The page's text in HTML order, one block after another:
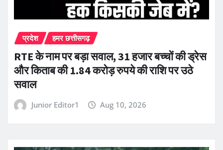
प्रदेश हमर छत्तीसगढ़
RTE के नाम पर बड़ा सवाल, 31 हजार बच्चों की ड्रेस
और किताब की 1.84 करोड़ रुपये की राशि पर उठे
सवाल
Junior Editor1 Aug 10, 2026